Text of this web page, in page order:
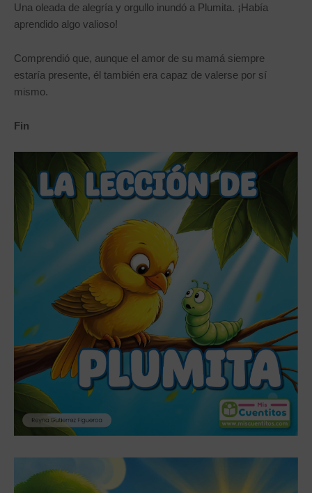
Una oleada de alegría y orgullo inundó a Plumita. ¡Había
aprendido algo valioso!
Comprendió que, aunque el amor de su mamá siempre
estaría presente, él también era capaz de valerse por sí
mismo.
Fin